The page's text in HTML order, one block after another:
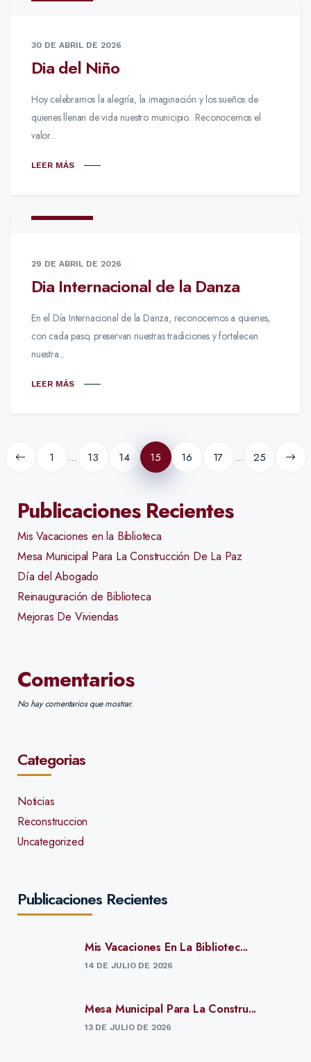
30 DE ABRIL DE 2026
Dia del Niño
Hoy celebramos la alegría, la imaginación y los sueños de
quienes llenan de vida nuestro municipio. Reconocemos el
valor...
LEER MÁS
29 DE ABRIL DE 2026
Dia Internacional de la Danza
En el Día Internacional de la Danza, reconocemos a quienes,
con cada paso, preservan nuestras tradiciones y fortalecen
nuestra...
LEER MÁS
Paginación
de
entradas
1 … 13 14 15 16 17 … 25
Publicaciones Recientes
Mis Vacaciones en la Biblioteca
Mesa Municipal Para La Construcción De La Paz
Día del Abogado
Reinauguración de Biblioteca
Mejoras De Viviendas
Comentarios
No hay comentarios que mostrar.
Categorias
Noticias
Reconstruccion
Uncategorized
Publicaciones Recientes
Mis Vacaciones En La Bibliotec...
14 DE JULIO DE 2026
Mesa Municipal Para La Constru...
13 DE JULIO DE 2026